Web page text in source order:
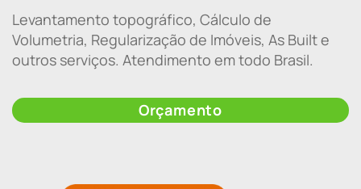
Levantamento topográfico, Cálculo de
Volumetria, Regularização de Imóveis, As Built e
outros serviços. Atendimento em todo Brasil.
Orçamento